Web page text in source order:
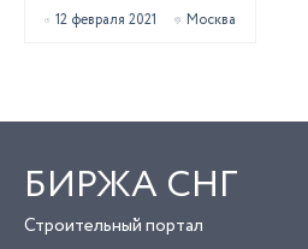
12 февраля 2021 Москва
БИРЖА СНГ
Строительный портал